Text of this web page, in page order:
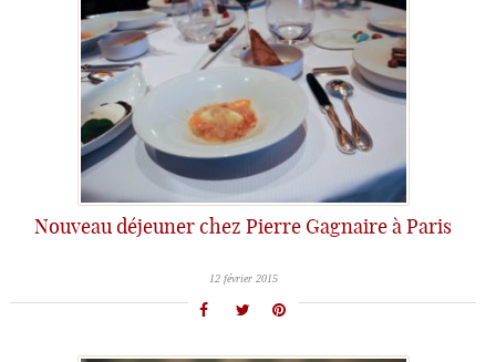
Nouveau déjeuner chez Pierre Gagnaire à Paris
12 février 2015